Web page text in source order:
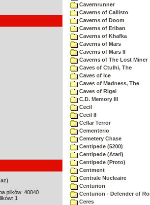
plików: 40040
1
Cavernrunner
Caverns of Callisto
Caverns of Doom
Caverns of Eriban
Caverns of Khafka
Caverns of Mars
Caverns of Mars II
Caverns of The Lost Miner
Caves of Ctulhi, The
Caves of Ice
Caves of Madness, The
Caves of Rigel
C.D. Memory III
Cecil
Cecil II
Cellar Terror
Cementerio
Cemetery Chase
Centipede (5200)
Centipede (Atari)
Centipede (Proto)
Centment
Centrale Nucleaire
Centurion
Centurion - Defender of
Ceres